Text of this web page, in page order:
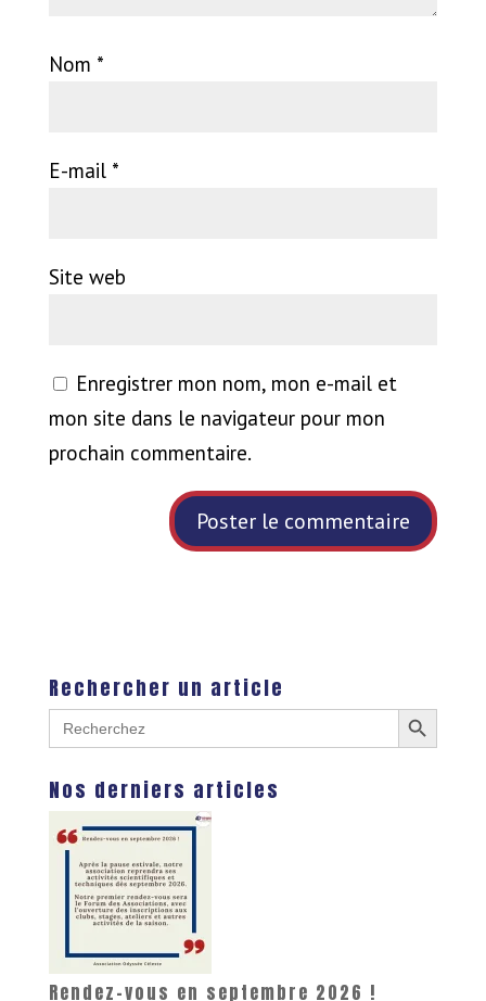
Nom *
E-mail *
Site web
Enregistrer mon nom, mon e-mail et
mon site dans le navigateur pour mon
prochain commentaire.
Rechercher un article
Search
for:
Search Button
Nos derniers articles
Rendez-vous en septembre 2026 !